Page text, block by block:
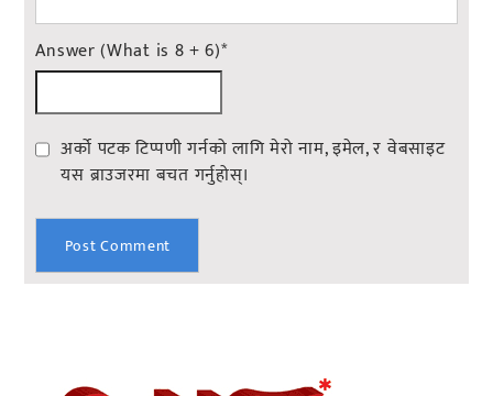
Answer (What is 8 + 6)*
अर्को पटक टिप्पणी गर्नको लागि मेरो नाम, इमेल, र वेबसाइट
यस ब्राउजरमा बचत गर्नुहोस्।